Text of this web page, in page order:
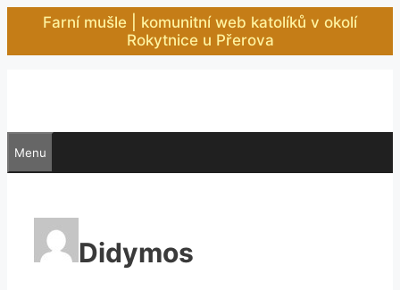
Přeskočit
obsah
Farní mušle | komunitní web katolíků v okolí
Rokytnice u Přerova
Menu
Didymos